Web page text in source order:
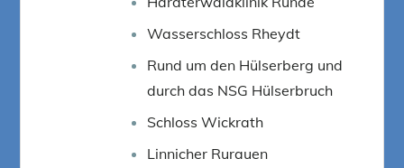
Wasserschloss Rheydt
Rund um den Hülserberg und
durch das NSG Hülserbruch
Schloss Wickrath
Linnicher Rurauen